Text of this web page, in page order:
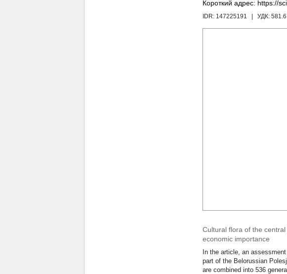
Короткий адрес: https://
IDR: 147225191 | УДК: 581.6
Cultural flora of the
economic importance
In the article, an
part of the Belorussian
are combined into 536